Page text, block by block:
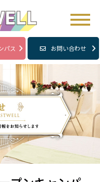
パス お問い合わせ